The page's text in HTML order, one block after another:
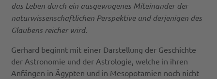
das Leben durch ein ausgewogenes Miteinander der
naturwissenschaftlichen Perspektive und derjenigen des
Glaubens reicher wird.
Gerhard beginnt mit einer Darstellung der Geschichte
der Astronomie und der Astrologie, welche in ihren
Anfängen in Ägypten und in Mesopotamien noch nicht